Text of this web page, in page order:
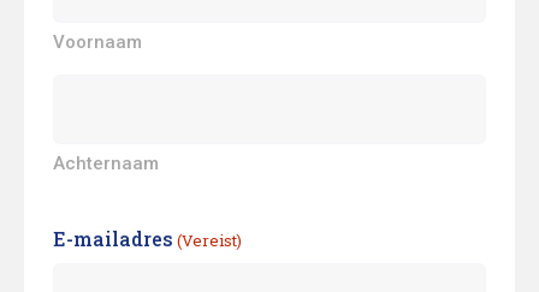
Voornaam
Achternaam
E-mailadres (Vereist)